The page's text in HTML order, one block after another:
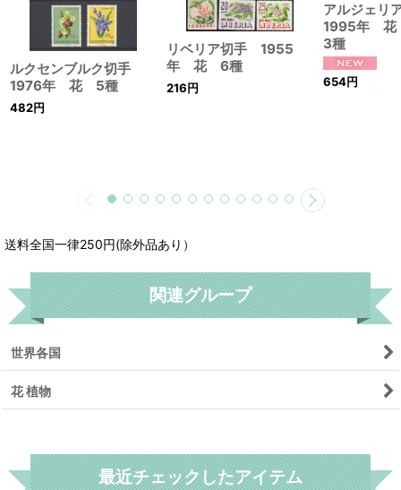
ルクセンブルク切手
1976年 花 5種
482円
リベリア切手 1955
年 花 6種
216円
アルジェ
1995年
3種
654円
送料全国一律250円(除外品あり）
関連グループ
世界各国
花 植物
最近チェックしたアイテム